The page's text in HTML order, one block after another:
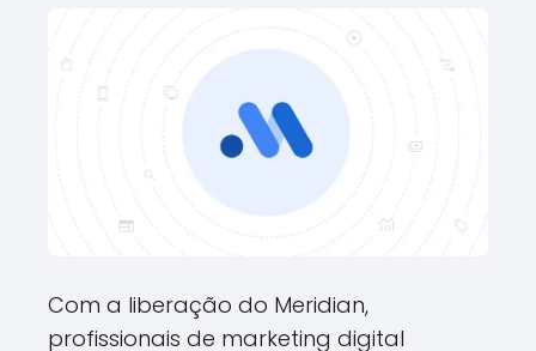
Com a liberação do Meridian,
profissionais de marketing digital